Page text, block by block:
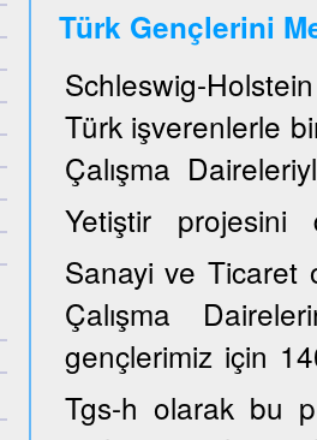
Türk Gençlerini
Schleswig-
Türk işverenlerle
Çalışma
Yetiştir
Sanayi ve Ticaret
Çalışma
gençlerimiz için
Tgs-h olarak bu